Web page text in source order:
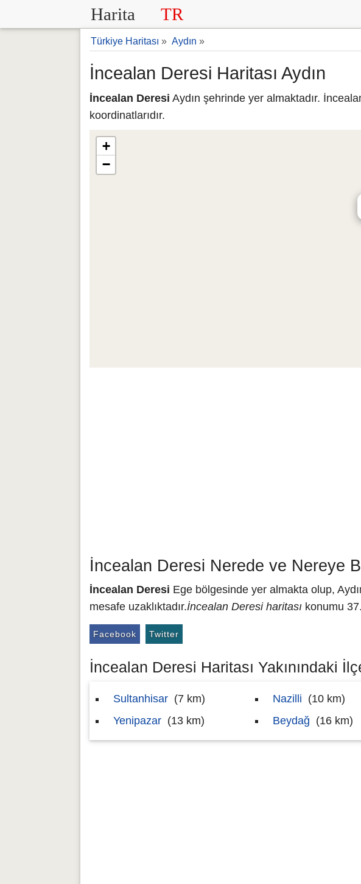
Harita TR
Türkiye Haritası » Aydın »
İncealan Deresi Haritası Aydın
İncealan Deresi Aydın şehrinde yer almaktadır.
koordinatlarıdır.
+
−
İncealan Deresi Nerede ve Nereye
İncealan Deresi Ege bölgesinde yer almakta olup,
mesafe uzaklıktadır.İncealan Deresi haritası konumu
Facebook Twitter
İncealan Deresi Haritası Yakınındaki
Sultanhisar (7 km)
Yenipazar (13 km)
Nazilli (10 km)
Beydağ (16 km)